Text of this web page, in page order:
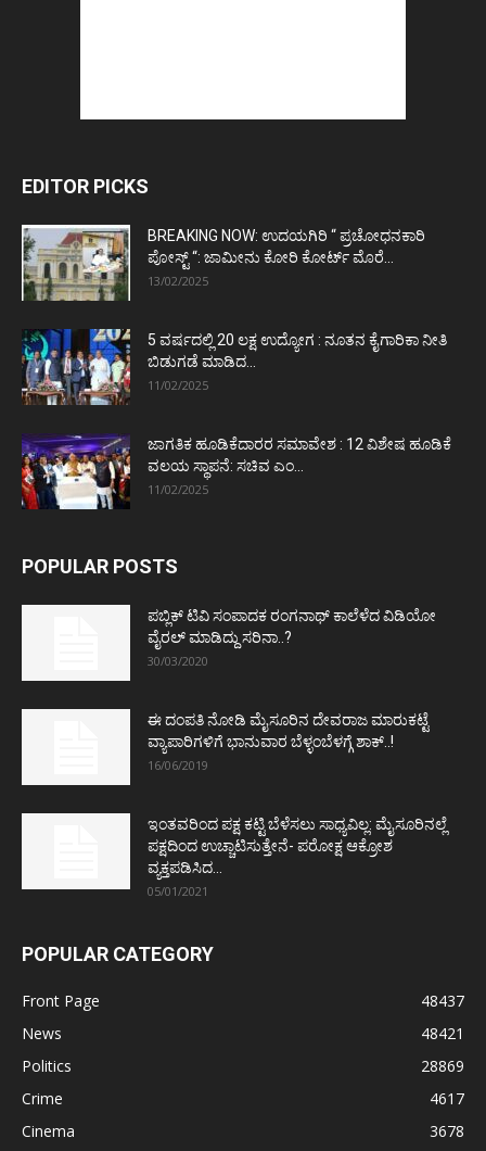
EDITOR PICKS
BREAKING NOW: ಉದಯಗಿರಿ “ ಪ್ರಚೋಧನಕಾರಿ
ಪೋಸ್ಟ್‌ “: ಜಾಮೀನು ಕೋರಿ ಕೋರ್ಟ್‌ ಮೊರೆ...
13/02/2025
5 ವರ್ಷದಲ್ಲಿ 20 ಲಕ್ಷ ಉದ್ಯೋಗ : ನೂತನ ಕೈಗಾರಿಕಾ ನೀತಿ
ಬಿಡುಗಡೆ ಮಾಡಿದ...
11/02/2025
ಜಾಗತಿಕ ಹೂಡಿಕೆದಾರರ ಸಮಾವೇಶ : 12 ವಿಶೇಷ ಹೂಡಿಕೆ
ವಲಯ ಸ್ಥಾಪನೆ: ಸಚಿವ ಎಂ...
11/02/2025
POPULAR POSTS
ಪಬ್ಲಿಕ್ ಟಿವಿ ಸಂಪಾದಕ ರಂಗನಾಥ್ ಕಾಲೆಳೆದ ವಿಡಿಯೋ
ವೈರಲ್ ಮಾಡಿದ್ದು ಸರಿನಾ..?
30/03/2020
ಈ ದಂಪತಿ ನೋಡಿ ಮೈಸೂರಿನ ದೇವರಾಜ ಮಾರುಕಟ್ಟೆ
ವ್ಯಾಪಾರಿಗಳಿಗೆ ಭಾನುವಾರ ಬೆಳ್ಳಂಬೆಳಗ್ಗೆ ಶಾಕ್..!
16/06/2019
ಇಂತವರಿಂದ ಪಕ್ಷ ಕಟ್ಟಿ ಬೆಳೆಸಲು ಸಾಧ್ಯವಿಲ್ಲ: ಮೈಸೂರಿನಲ್ಲೆ
ಪಕ್ಷದಿಂದ ಉಚ್ಚಾಟಿಸುತ್ತೇನೆ- ಪರೋಕ್ಷ ಆಕ್ರೋಶ
ವ್ಯಕ್ತಪಡಿಸಿದ...
05/01/2021
POPULAR CATEGORY
Front Page
48437
News
48421
Politics
28869
Crime
4617
Cinema
3678